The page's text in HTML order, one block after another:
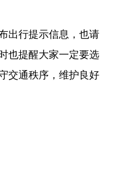
出行提示信息，也请
也提醒大家一定要选
交通秩序，维护良好